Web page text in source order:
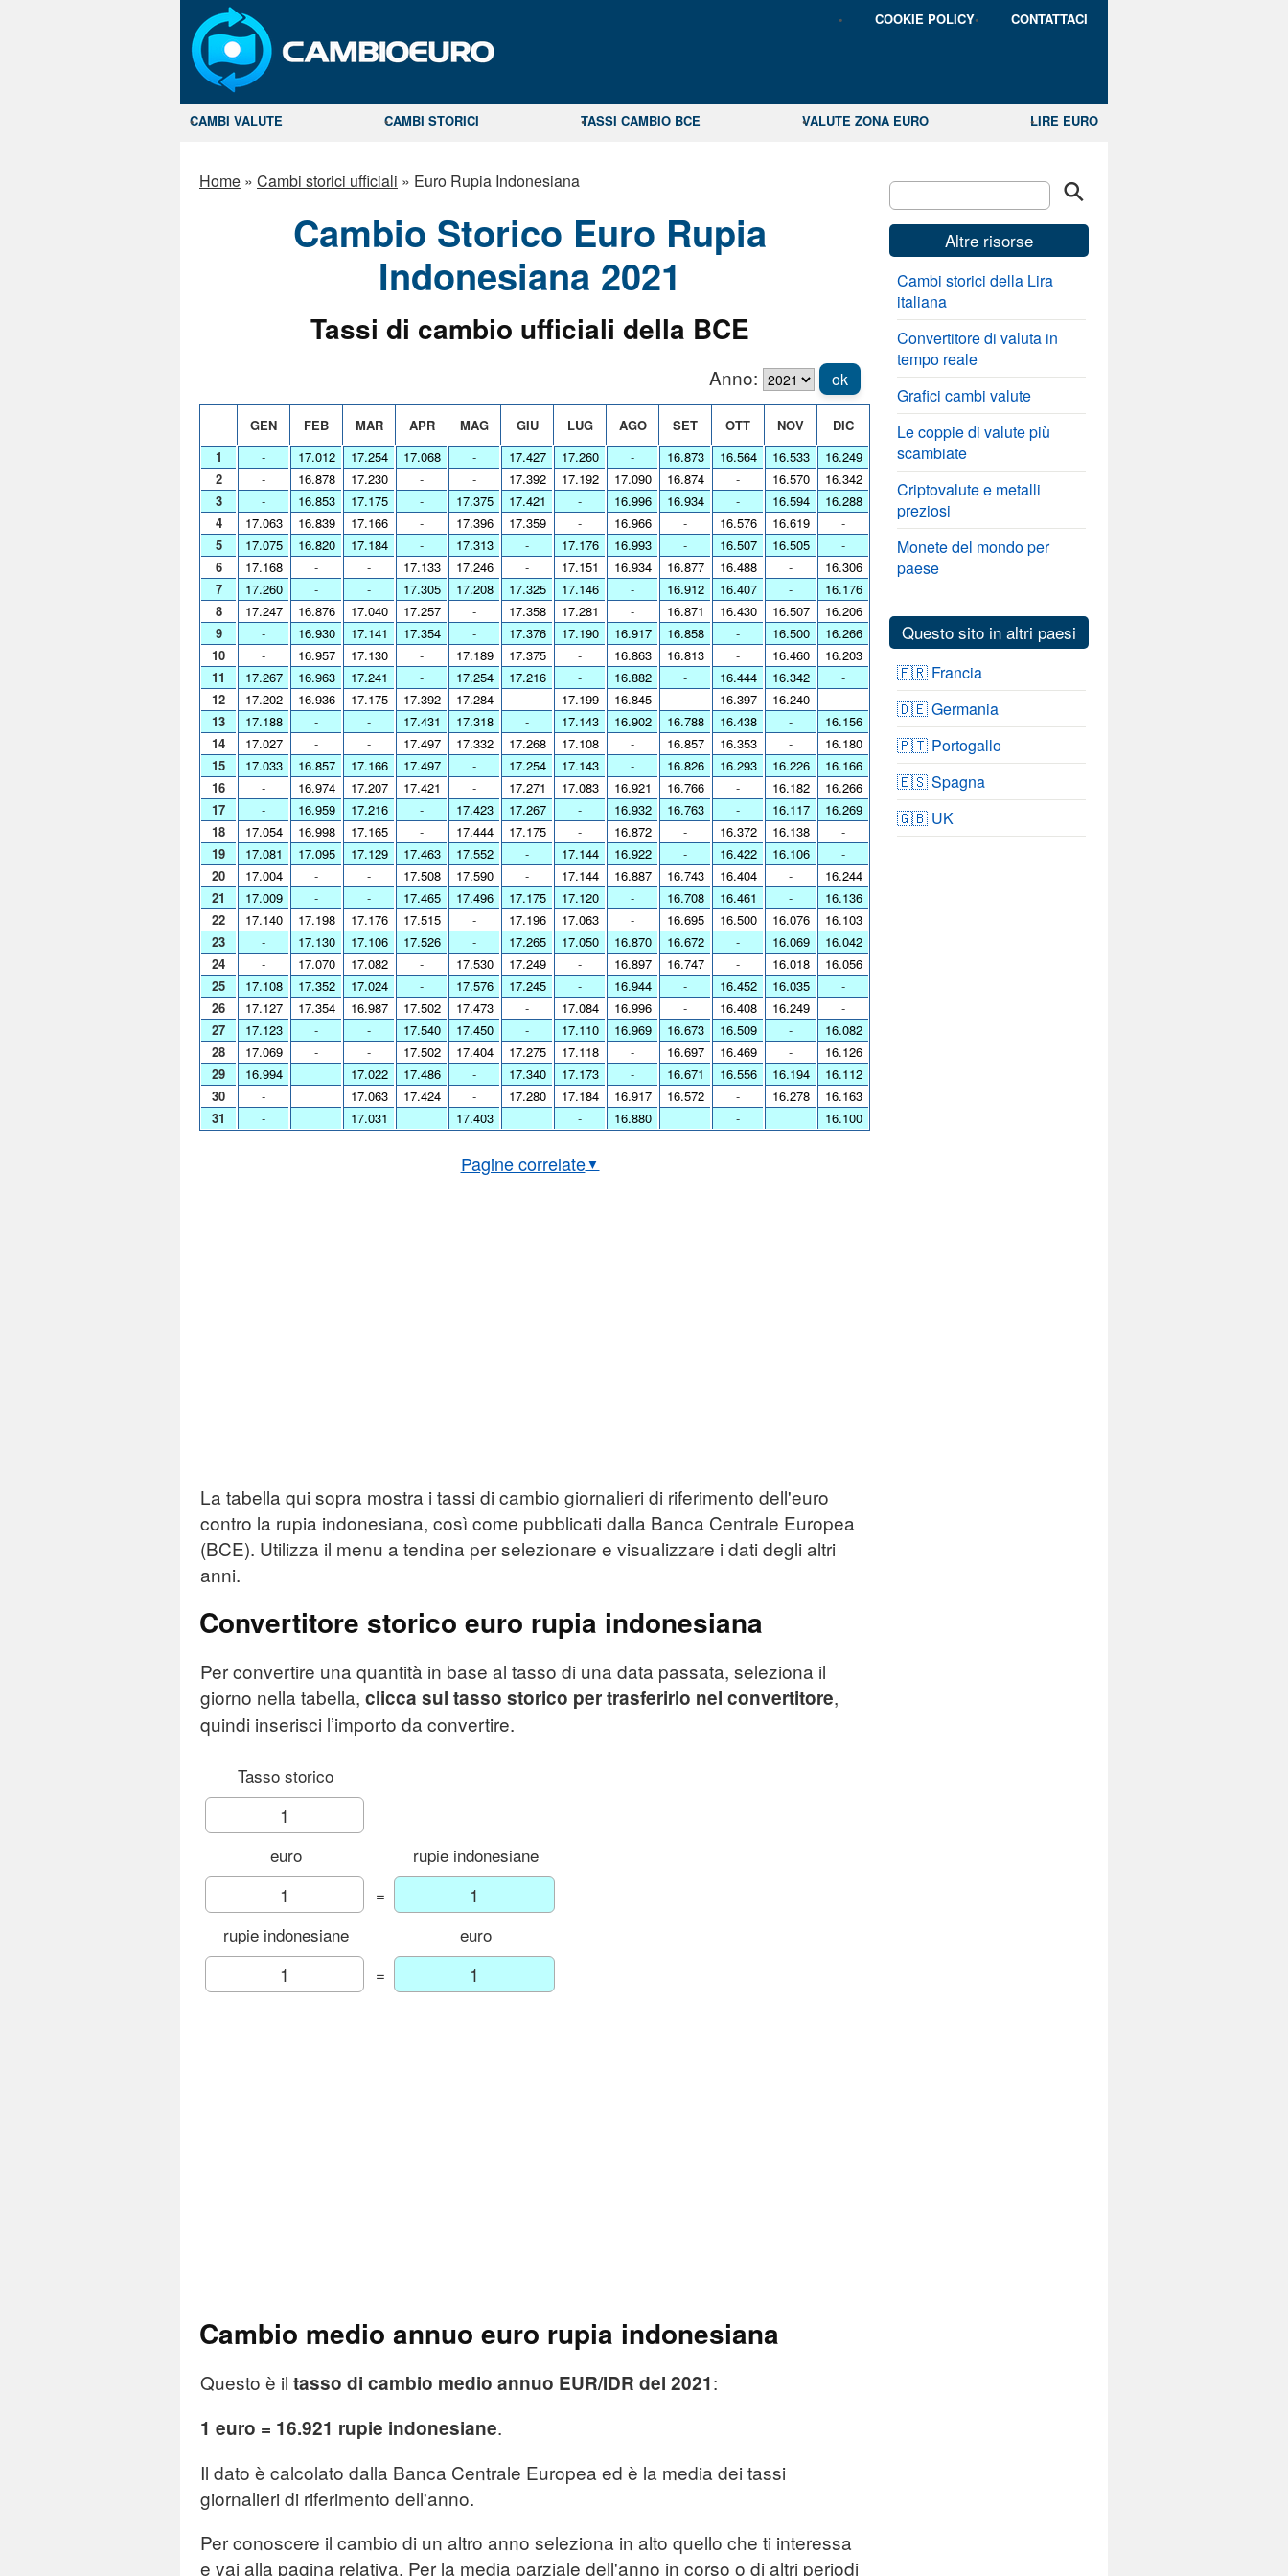
COOKIE POLICY CONTATTACI
CAMBI VALUTE CAMBI STORICI TASSI CAMBIO BCE VALUTE ZONA EURO LIRE EURO
Home » Cambi storici ufficiali » Euro Rupia Indonesiana
Cambio Storico Euro Rupia
Indonesiana 2021
Tassi di cambio ufficiali della BCE
Anno: ok
GEN FEB MAR APR MAG GIU LUG AGO SET OTT NOV
DIC
1
2
3
4
5
6
7
8
9
10
11
12
13
14
15
16
17
18
19
20
21
22
23
24
25
26
27
28
29
30
31
-
-
-
17.063
17.075
17.168
17.260
17.247
-
-
17.267
17.202
17.188
17.027
17.033
-
-
17.054
17.081
17.004
17.009
17.140
-
-
17.108
17.127
17.123
17.069
16.994
-
-
17.012
16.878
16.853
16.839
16.820
-
-
16.876
16.930
16.957
16.963
16.936
-
-
16.857
16.974
16.959
16.998
17.095
-
-
17.198
17.130
17.070
17.352
17.354
-
-
17.254
17.230
17.175
17.166
17.184
-
-
17.040
17.141
17.130
17.241
17.175
-
-
17.166
17.207
17.216
17.165
17.129
-
-
17.176
17.106
17.082
17.024
16.987
-
-
17.022
17.063
17.031
17.068
-
-
-
-
17.133
17.305
17.257
17.354
-
-
17.392
17.431
17.497
17.497
17.421
-
-
17.463
17.508
17.465
17.515
17.526
-
-
17.502
17.540
17.502
17.486
17.424
-
-
17.375
17.396
17.313
17.246
17.208
-
-
17.189
17.254
17.284
17.318
17.332
-
-
17.423
17.444
17.552
17.590
17.496
-
-
17.530
17.576
17.473
17.450
17.404
-
-
17.403
17.427
17.392
17.421
17.359
-
-
17.325
17.358
17.376
17.375
17.216
-
-
17.268
17.254
17.271
17.267
17.175
-
-
17.175
17.196
17.265
17.249
17.245
-
-
17.275
17.340
17.280
17.260
17.192
-
-
17.176
17.151
17.146
17.281
17.190
-
-
17.199
17.143
17.108
17.143
17.083
-
-
17.144
17.144
17.120
17.063
17.050
-
-
17.084
17.110
17.118
17.173
17.184
-
-
17.090
16.996
16.966
16.993
16.934
-
-
16.917
16.863
16.882
16.845
16.902
-
-
16.921
16.932
16.872
16.922
16.887
-
-
16.870
16.897
16.944
16.996
16.969
-
-
16.917
16.880
16.873
16.874
16.934
-
-
16.877
16.912
16.871
16.858
16.813
-
-
16.788
16.857
16.826
16.766
16.763
-
-
16.743
16.708
16.695
16.672
16.747
-
-
16.673
16.697
16.671
16.572
16.564
-
-
16.576
16.507
16.488
16.407
16.430
-
-
16.444
16.397
16.438
16.353
16.293
-
-
16.372
16.422
16.404
16.461
16.500
-
-
16.452
16.408
16.509
16.469
16.556
-
-
16.533
16.570
16.594
16.619
16.505
-
-
16.507
16.500
16.460
16.342
16.240
-
-
16.226
16.182
16.117
16.138
16.106
-
-
16.076
16.069
16.018
16.035
16.249
-
-
16.194
16.278
16.249
16.342
16.288
-
-
16.306
16.176
16.206
16.266
16.203
-
-
16.156
16.180
16.166
16.266
16.269
-
-
16.244
16.136
16.103
16.042
16.056
-
-
16.082
16.126
16.112
16.163
16.100
Pagine correlate▼
La tabella qui sopra mostra i tassi di cambio giornalieri di riferimento dell'euro
contro la rupia indonesiana, così come pubblicati dalla Banca Centrale Europea
(BCE). Utilizza il menu a tendina per selezionare e visualizzare i dati degli altri
anni.
Convertitore storico euro rupia indonesiana
Per convertire una quantità in base al tasso di una data passata, seleziona il
giorno nella tabella, clicca sul tasso storico per trasferirlo nel convertitore,
quindi inserisci l’importo da convertire.
Tasso storico
euro
rupie indonesiane
=
rupie indonesiane
euro
=
Cambio medio annuo euro rupia indonesiana
Questo è il tasso di cambio medio annuo EUR/IDR del 2021:
1 euro = 16.921 rupie indonesiane.
Il dato è calcolato dalla Banca Centrale Europea ed è la media dei tassi
giornalieri di riferimento dell'anno.
Per conoscere il cambio di un altro anno seleziona in alto quello che ti interessa
e vai alla pagina relativa. Per la media parziale dell'anno in corso o di altri periodi
Altre risorse
Cambi storici della Lira
italiana
Convertitore di valuta in
tempo reale
Grafici cambi valute
Le coppie di valute più
scambiate
Criptovalute e metalli
preziosi
Monete del mondo per
paese
Questo sito in altri paesi
🇫🇷 Francia
🇩🇪 Germania
🇵🇹 Portogallo
🇪🇸 Spagna
🇬🇧 UK